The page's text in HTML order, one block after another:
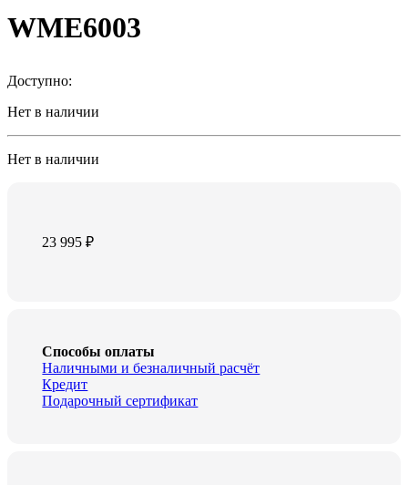
WME6003
Доступно:
Нет в наличии
Нет в наличии
23 995₽
Способы оплаты
Наличными и безналичный расчёт
Кредит
Подарочный сертификат